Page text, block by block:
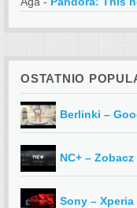
OSTATNIO
Berlinki –
NC+ –
Sony –